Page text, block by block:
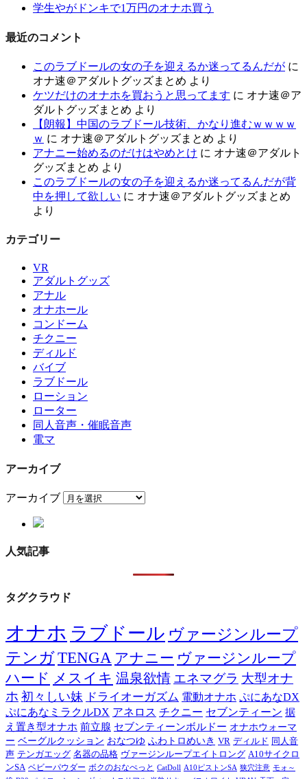
学生やがドンキで1万円のオナホ買う
最近のコメント
このラブドールの女の子を迎えるか迷ってるんだが に
オナ速＠アダルトグッズまとめ より
ケツだけのオナホを買おうと思ってます に オナ速＠ア
ダルトグッズまとめ より
【朗報】中国のラブドール技術、かなり進むｗｗｗｗ
ｗ に オナ速＠アダルトグッズまとめ より
アナニー始めるのだけはやめとけ に オナ速＠アダルト
グッズまとめ より
このラブドールの女の子を迎えるか迷ってるんだが背
中を押して欲しい に オナ速＠アダルトグッズまとめ
より
カテゴリー
VR
アダルトグッズ
アナル
オナホール
コンドーム
チクニー
ディルド
バイブ
ラブドール
ローション
ローター
同人音声・催眠音声
電マ
アーカイブ
アーカイブ
人気記事
タグクラウド
オナホ ラブドール ヴァージンループ
テンガTENGA アナニー ヴァージンループ
ハード メスイキ 温泉欲情 エネマグラ 大型オナ
ホ 初々しい妹 ドライオーガズム 電動オナホ ぷにあなDX
ぷにあなミラクルDX アネロス チクニー セブンティーン 据
え置き型オナホ 前立腺 セブンティーンボルドー オナホウォーマ
ー ベーグルクッション おなつゆ ふわトロめいき VR ディルド 同人音
声 テンガエッグ 名器の品格 ヴァージンループエイトロング A10サイクロ
ンSA ベビーパウダー ボクのおなぺっと CatDoll A10ピストンSA 狭穴注意 モォ～